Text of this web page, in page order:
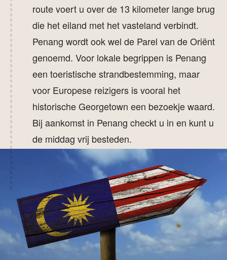
route voert u over de 13 kilometer lange brug
die het eiland met het vasteland verbindt.
Penang wordt ook wel de Parel van de Oriënt
genoemd. Voor lokale begrippen is Penang
een toeristische strandbestemming, maar
voor Europese reizigers is vooral het
historische Georgetown een bezoekje waard.
Bij aankomst in Penang checkt u in en kunt u
de middag vrij besteden.